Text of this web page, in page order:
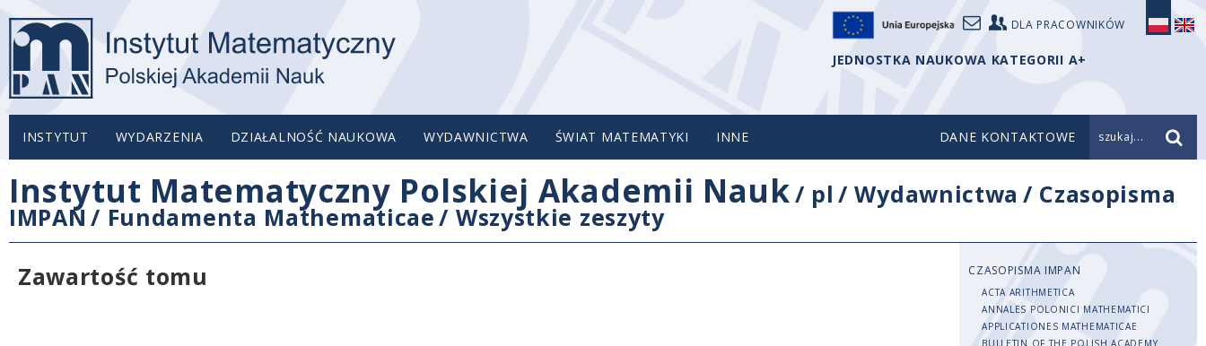
DLA PRACOWNIKÓW
JEDNOSTKA NAUKOWA KATEGORII A+
INSTYTUT WYDARZENIA DZIAŁALNOŚĆ NAUKOWA WYDAWNICTWA ŚWIAT MATEMATYKI INNE DANE KONTAKTOWE szukaj...
Instytut Matematyczny Polskiej Akademii Nauk/ pl /Wydawnictwa / Czasopisma
IMPAN / Fundamenta Mathematicae/ Wszystkie zeszyty
Zawartość tomu
CZASOPISMA IMPAN
ACTA ARITHMETICA
ANNALES POLONICI MATHEMATICI
APPLICATIONES MATHEMATICAE
BULLETIN OF THE POLISH ACADEMY